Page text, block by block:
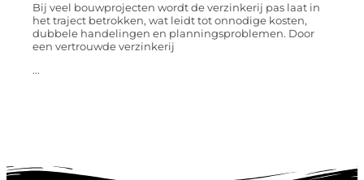
Bij veel bouwprojecten wordt de verzinkerij pas laat in
het traject betrokken, wat leidt tot onnodige kosten,
dubbele handelingen en planningsproblemen. Door
een vertrouwde verzinkerij
...